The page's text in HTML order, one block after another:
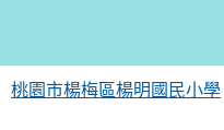
桃園市楊梅區楊明國民小學